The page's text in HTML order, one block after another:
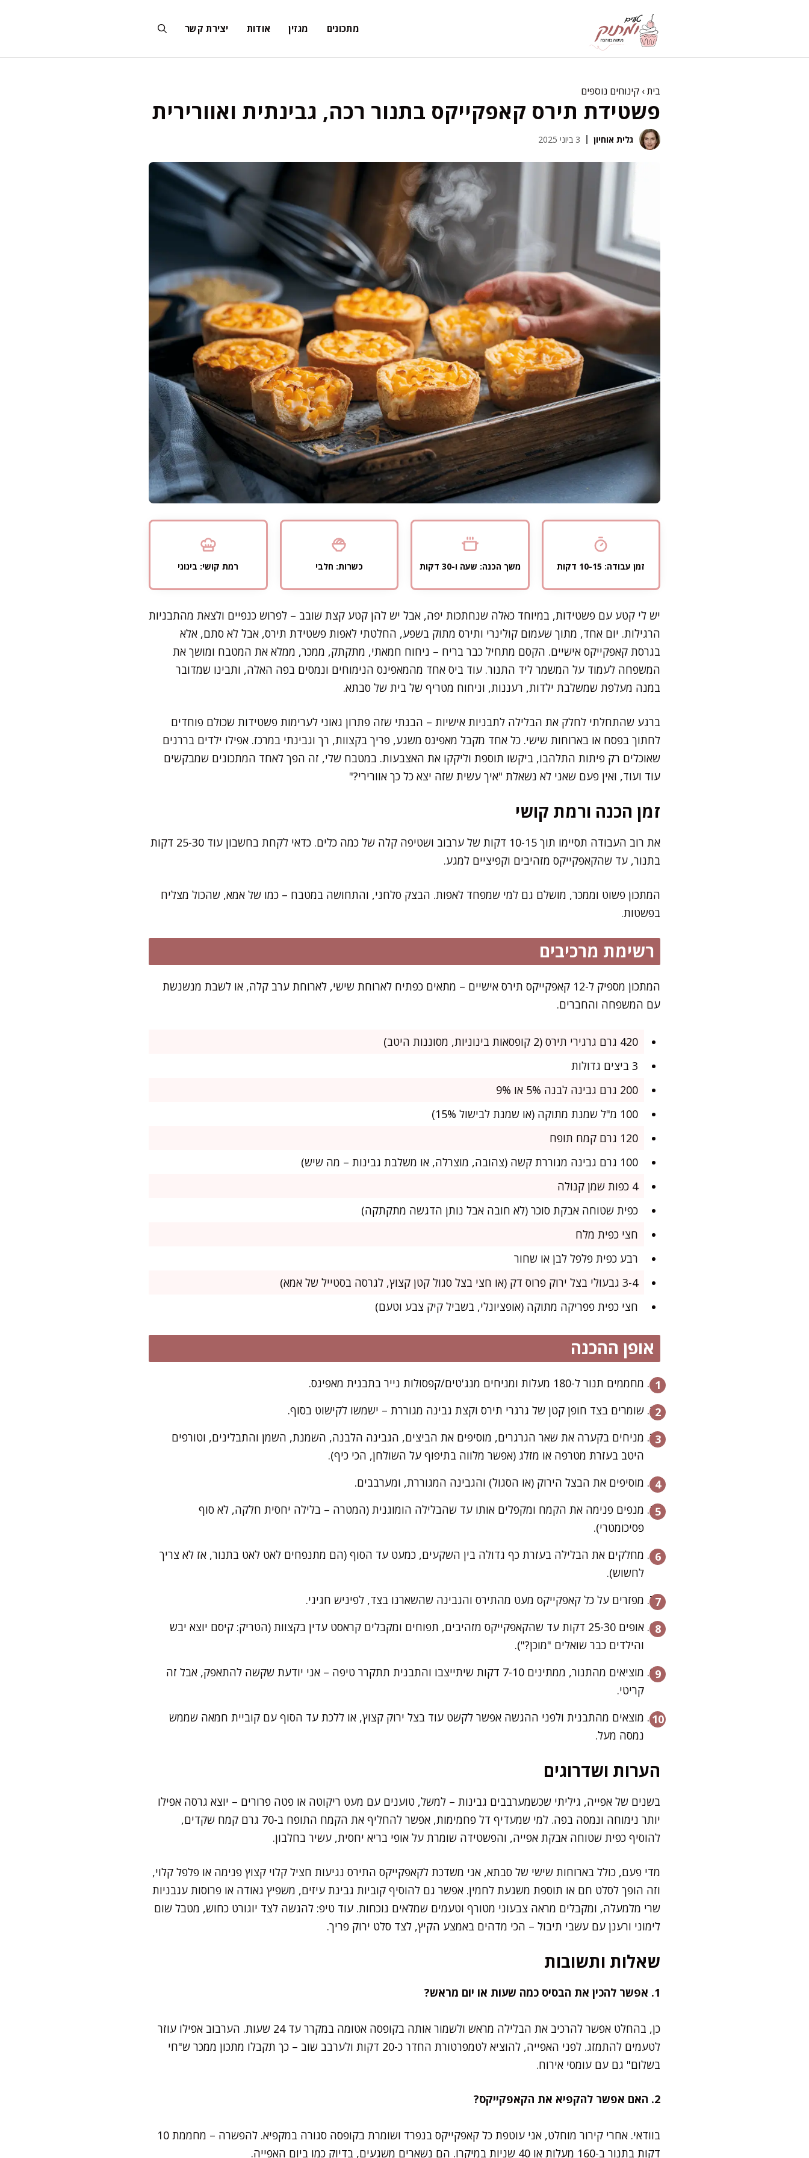
מתכונים מגזין אודות יצירת קשר
בית› קינוחים נוספים
פשטידת תירס קאפקייקס בתנור רכה, גבינתית ואוורירית
גלית אוחיון 3 ביוני 2025
זמן עבודה: 10-15 דקות משך הכנה: שעה ו-30 דקות כשרות: חלבי רמת קושי: בינוני
יש לי קטע עם פשטידות, במיוחד כאלה שנחתכות יפה, אבל יש להן קטע קצת שובב – לפרוש כנפיים ולצאת מהתבניות
הרגילות. יום אחד, מתוך שעמום קולינרי ותירס מתוק בשפע, החלטתי לאפות פשטידת תירס, אבל לא סתם, אלא
בגרסת קאפקייקס אישיים. הקסם מתחיל כבר בריח – ניחוח חמאתי, מתקתק, ממכר, ממלא את המטבח ומושך את
המשפחה לעמוד על המשמר ליד התנור. עוד ביס אחד מהמאפינס הנימוחים ונמסים בפה האלה, ותבינו שמדובר
במנה מעלפת שמשלבת ילדות, רעננות, וניחוח מטריף של בית של סבתא.
ברגע שהתחלתי לחלק את הבלילה לתבניות אישיות – הבנתי שזה פתרון גאוני לערימות פשטידות שכולם פוחדים
לחתוך בפסח או בארוחות שישי. כל אחד מקבל מאפינס משגע, פריך בקצוות, רך וגבינתי במרכז. אפילו ילדים בררנים
שאוכלים רק פיתות התלהבו, ביקשו תוספת וליקקו את האצבעות. במטבח שלי, זה הפך לאחד המתכונים שמבקשים
עוד ועוד, ואין פעם שאני לא נשאלת "איך עשית שזה יצא כל כך אוורירי?"
זמן הכנה ורמת קושי
את רוב העבודה תסיימו תוך 10-15 דקות של ערבוב ושטיפה קלה של כמה כלים. כדאי לקחת בחשבון עוד 25-30 דקות
בתנור, עד שהקאפקייקס מזהיבים וקפיציים למגע.
המתכון פשוט וממכר, מושלם גם למי שמפחד לאפות. הבצק סלחני, והתחושה במטבח – כמו של אמא, שהכול מצליח
בפשטות.
רשימת מרכיבים
המתכון מספיק ל-12 קאפקייקס תירס אישיים – מתאים כפתיח לארוחת שישי, לארוחת ערב קלה, או לשבת מנשנשת
עם המשפחה והחברים.
420 גרם גרגירי תירס (2 קופסאות בינוניות, מסוננות היטב)
3 ביצים גדולות
200 גרם גבינה לבנה 5% או 9%
100 מ"ל שמנת מתוקה (או שמנת לבישול 15%)
120 גרם קמח תופח
100 גרם גבינה מגוררת קשה (צהובה, מוצרלה, או משלבת גבינות – מה שיש)
4 כפות שמן קנולה
כפית שטוחה אבקת סוכר (לא חובה אבל נותן הדגשה מתקתקה)
חצי כפית מלח
רבע כפית פלפל לבן או שחור
3-4 גבעולי בצל ירוק פרוס דק (או חצי בצל סגול קטן קצוץ, לגרסה בסטייל של אמא)
חצי כפית פפריקה מתוקה (אופציונלי, בשביל קיק צבע וטעם)
אופן ההכנה
מחממים תנור ל-180 מעלות ומניחים מנג'טים/קפסולות נייר בתבנית מאפינס.
שומרים בצד חופן קטן של גרגרי תירס וקצת גבינה מגוררת – ישמשו לקישוט בסוף.
מניחים בקערה את שאר הגרגרים, מוסיפים את הביצים, הגבינה הלבנה, השמנת, השמן והתבלינים, וטורפים
היטב בעזרת מטרפה או מזלג (אפשר מלווה בתיפוף על השולחן, הכי כיף).
מוסיפים את הבצל הירוק (או הסגול) והגבינה המגוררת, ומערבבים.
מנפים פנימה את הקמח ומקפלים אותו עד שהבלילה הומוגנית (המטרה – בלילה יחסית חלקה, לא סוף
פסיכומטרי).
מחלקים את הבלילה בעזרת כף גדולה בין השקעים, כמעט עד הסוף (הם מתנפחים לאט לאט בתנור, אז לא צריך
לחשוש).
מפזרים על כל קאפקייקס מעט מהתירס והגבינה שהשארנו בצד, לפיניש חגיגי.
אופים 25-30 דקות עד שהקאפקייקס מזהיבים, תפוחים ומקבלים קראסט עדין בקצוות (הטריק: קיסם יוצא יבש
והילדים כבר שואלים "מוכן?").
מוציאים מהתנור, ממתינים 7-10 דקות שיתייצבו והתבנית תתקרר טיפה – אני יודעת שקשה להתאפק, אבל זה
קריטי.
מוצאים מהתבנית ולפני ההגשה אפשר לקשט עוד בצל ירוק קצוץ, או ללכת עד הסוף עם קוביית חמאה שממש
נמסה מעל.
הערות ושדרוגים
בשנים של אפייה, גיליתי שכשמערבבים גבינות – למשל, טוענים עם מעט ריקוטה או פטה פרורים – יוצא גרסה אפילו
יותר נימוחה ונמסה בפה. למי שמעדיף דל פחמימות, אפשר להחליף את הקמח התופח ב-70 גרם קמח שקדים,
להוסיף כפית שטוחה אבקת אפייה, והפשטידה שומרת על אופי בריא יחסית, עשיר בחלבון.
מדי פעם, כולל בארוחות שישי של סבתא, אני משדכת לקאפקייקס התירס נגיעות חציל קלוי קצוץ פנימה או פלפל קלוי,
וזה הופך לסלט חם או תוספת משגעת לחמין. אפשר גם להוסיף קוביות גבינת עיזים, משפיץ גאודה או פרוסות עגבניות
שרי מלמעלה, ומקבלים מראה צבעוני מטורף וטעמים שמלאים נוכחות. עוד טיפ: להגשה לצד יוגורט כחוש, מטבל שום
לימוני ורענן עם עשבי תיבול – הכי מדהים באמצע הקיץ, לצד סלט ירוק פריך.
שאלות ותשובות
1. אפשר להכין את הבסיס כמה שעות או יום מראש?
כן, בהחלט אפשר להרכיב את הבלילה מראש ולשמור אותה בקופסה אטומה במקרר עד 24 שעות. הערבוב אפילו עוזר
לטעמים להתמזג. לפני האפייה, להוציא לטמפרטורת החדר כ-20 דקות ולערבב שוב – כך תקבלו מתכון ממכר ש"חי
בשלום" גם עם עומסי אירוח.
2. האם אפשר להקפיא את הקאפקייקס?
בוודאי. אחרי קירור מוחלט, אני עוטפת כל קאפקייקס בנפרד ושומרת בקופסה סגורה במקפיא. להפשרה – מחממת 10
דקות בתנור ב-160 מעלות או 40 שניות במיקרו. הם נשארים משגעים, בדיוק כמו ביום האפייה.